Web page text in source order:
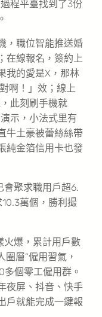
程平臺找到了3份
，職位智能推送婚
在線報名，簽約上
我的愛是X，那林
啊！」效；線上
此刻刷手機就
示，小法式里有
牛土豪被蕾絲絲帶
純金箔信用卡也發
會聚求職用戶超6.
萬個，勝利撮
火爆，累計用戶數
層”僱用習氣，
個零工僱用群。
夜屏、抖音、快手
戶就能完成一鍵報